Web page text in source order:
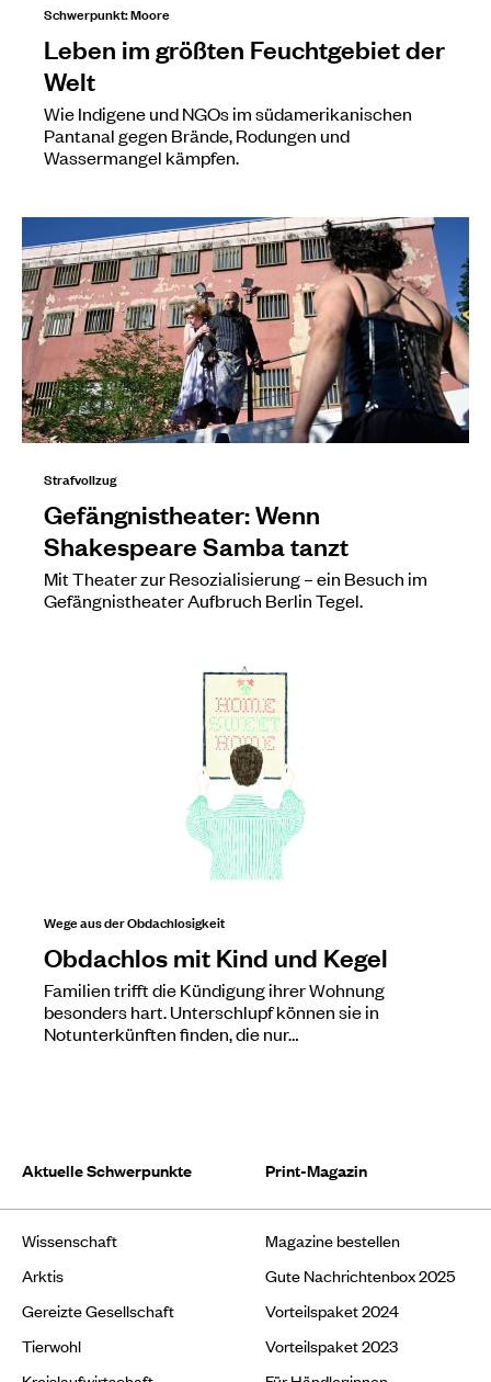
Schwerpunkt: Moore
Leben im größten Feuchtgebiet der
Welt
Wie Indigene und NGOs im südamerikanischen
Pantanal gegen Brände, Rodungen und
Wassermangel kämpfen.
Strafvollzug
Gefängnistheater: Wenn
Shakespeare Samba tanzt
Mit Theater zur Resozialisierung – ein Besuch im
Gefängnistheater Aufbruch Berlin Tegel.
Wege aus der Obdachlosigkeit
Obdachlos mit Kind und Kegel
Familien trifft die Kündigung ihrer Wohnung
besonders hart. Unterschlupf können sie in
Notunterkünften finden, die nur…
Aktuelle Schwerpunkte
Wissenschaft
Arktis
Gereizte Gesellschaft
Tierwohl
Print-Magazin
Magazine bestellen
Gute Nachrichtenbox 2025
Vorteilspaket 2024
Vorteilspaket 2023